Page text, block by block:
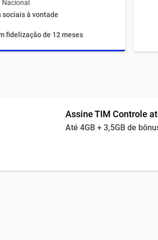
sociais à vontade
fidelização de 12 meses
Assine TIM Controle
Até 4GB + 3,5GB de